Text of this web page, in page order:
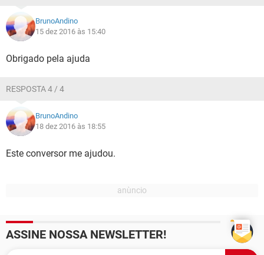
BrunoAndino
15 dez 2016 às 15:40
Obrigado pela ajuda
RESPOSTA 4 / 4
BrunoAndino
18 dez 2016 às 18:55
Este conversor me ajudou.
ASSINE NOSSA NEWSLETTER!